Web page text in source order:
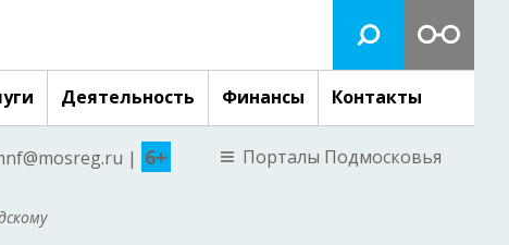
Деятельность Финансы Контакты
| 6+ Порталы Подмосковья